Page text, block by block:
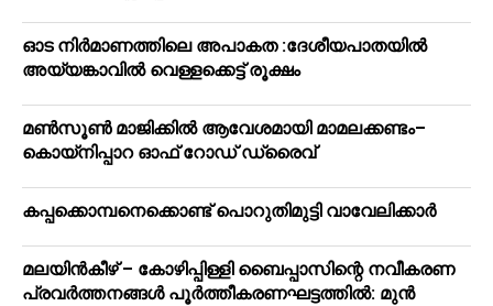
ഓട നിർമാണത്തിലെ അപാകത :ദേശീയപാതയിൽ
അയ്യങ്കാവിൽ വെള്ളക്കെട്ട് രൂക്ഷം
മൺസൂൺ മാജിക്കിൽ ആവേശമായി മാമലക്കണ്ടം–
കൊയ്‌നിപ്പാറ ഓഫ് റോഡ് ഡ്രൈവ്
കപ്പക്കൊമ്പനെക്കൊണ്ട് പൊറുതിമുട്ടി വാവേലിക്കാർ
മലയിന്‍കീഴ് – കോഴിപ്പിള്ളി ബൈപ്പാസിന്റെ നവീകരണ
പ്രവര്‍ത്തനങ്ങള്‍ പൂര്‍ത്തീകരണഘട്ടത്തില്‍: മുന്‍